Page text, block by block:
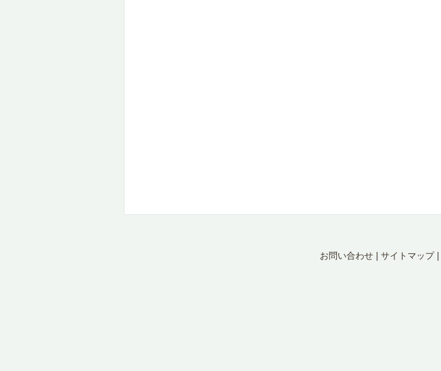
お問い合わせ サイトマップ|